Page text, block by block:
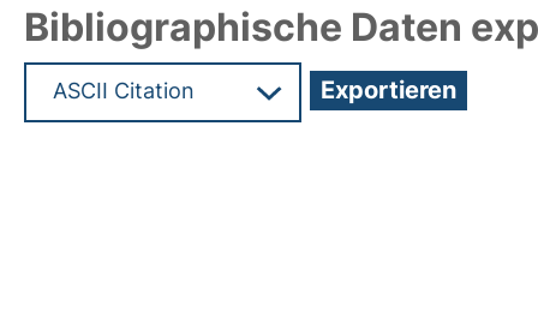
Bibliographische Daten